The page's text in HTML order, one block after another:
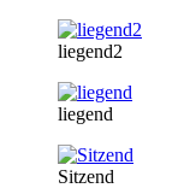
liegend2
liegend
Sitzend